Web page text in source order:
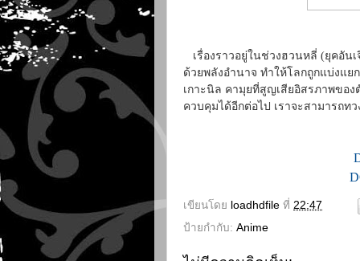
เรื่องราวอยู่ในช่วงฮวนหลี่ (ยุคอัน
ด้วยพลังอำนาจ ทำให้โลกถูกแบ่งแ
เกาะนิล คามุยที่สูญเสียอิสรภาพของ
ควบคุมได้อีกต่อไป เราจะสามารถท
เขียนโดย loadhdfile ที่ 22:47
ป้ายกำกับ: Anime